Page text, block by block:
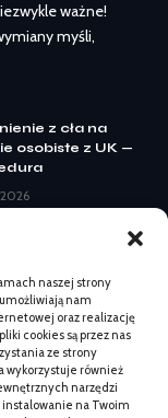
naszej strony
nam
oraz realizację
cookies są przez nas
ze strony
wykorzystuje również
narzędzi
na Twoim
ważne!
myśli,
z cła na
osobiste z UK —
auta: wybór
panele wybrać
w kilka
zmiana logo nie
pełny